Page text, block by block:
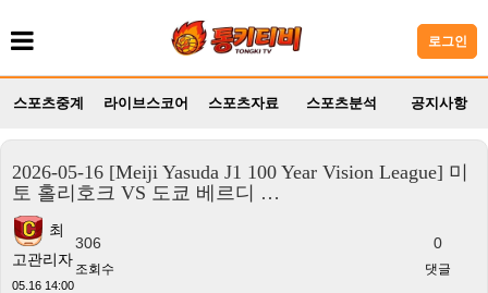
로그인
스포츠중계 라이브스코어 스포츠자료 스포츠분석 공지사항
2026-05-16 [Meiji Yasuda J1 100 Year Vision League] 미
토 홀리호크 VS 도쿄 베르디 …
최
고관리자
05.16 14:00
306
조회수
0
댓글